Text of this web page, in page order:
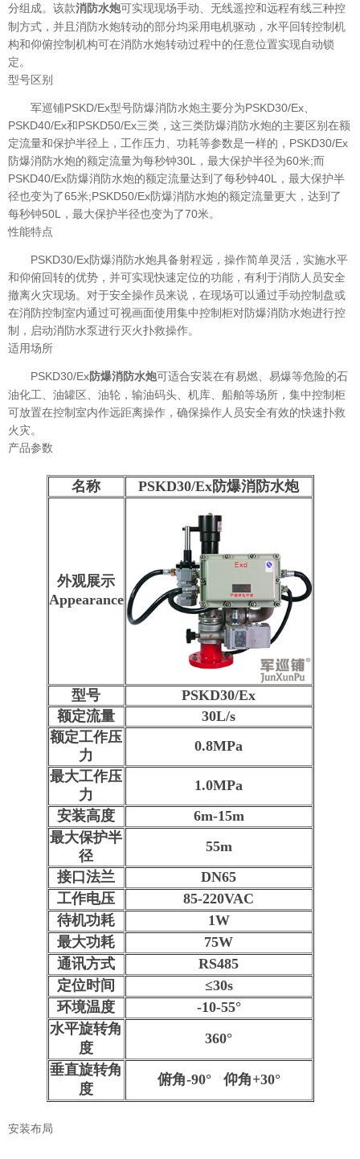
分组成。该款消防水炮可实现现场手动、无线遥控和远程有线三种控
制方式，并且消防水炮转动的部分均采用电机驱动，水平回转控制机
构和仰俯控制机构可在消防水炮转动过程中的任意位置实现自动锁
定。
型号区别
军巡铺PSKD/Ex型号防爆消防水炮主要分为PSKD30/Ex、
PSKD40/Ex和PSKD50/Ex三类，这三类防爆消防水炮的主要区别在额
定流量和保护半径上，工作压力、功耗等参数是一样的，PSKD30/Ex
防爆消防水炮的额定流量为每秒钟30L，最大保护半径为60米;而
PSKD40/Ex防爆消防水炮的额定流量达到了每秒钟40L，最大保护半
径也变为了65米;PSKD50/Ex防爆消防水炮的额定流量更大，达到了
每秒钟50L，最大保护半径也变为了70米。
性能特点
PSKD30/Ex防爆消防水炮具备射程远，操作简单灵活，实施水平
和仰俯回转的优势，并可实现快速定位的功能，有利于消防人员安全
撤离火灾现场。对于安全操作员来说，在现场可以通过手动控制盘或
在消防控制室内通过可视画面使用集中控制柜对防爆消防水炮进行控
制，启动消防水泵进行灭火扑救操作。
适用场所
PSKD30/Ex防爆消防水炮可适合安装在有易燃、易爆等危险的石
油化工、油罐区、油轮，输油码头、机库、船舶等场所，集中控制柜
可放置在控制室内作远距离操作，确保操作人员安全有效的快速扑救
火灾。
产品参数
名称 PSKD30/Ex防爆消防水炮
外观展示
Appearance
型号
PSKD30/Ex
额定流量
30L/s
额定工作压
力
0.8MPa
最大工作压
力
1.0MPa
安装高度
6m-15m
最大保护半
径
55m
接口法兰
DN65
工作电压
85-220VAC
待机功耗
1W
最大功耗
75W
通讯方式
RS485
定位时间
≤30s
环境温度
-10-55°
水平旋转角
度
360°
垂直旋转角
度
俯角-90° 仰角+30°
安装布局